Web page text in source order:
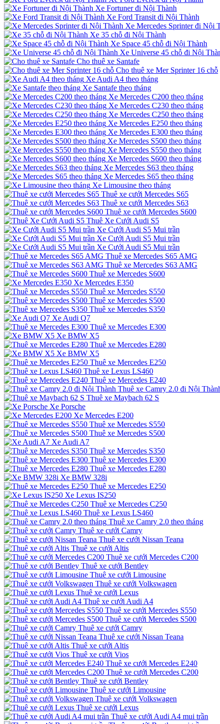
Xe Fortuner đi Nội Thành
Xe Ford Transit đi Nội Thành
Xe Mercedes Sprinter đi Nội
Xe 35 chỗ đi Nội Thành
Xe Space 45 chỗ đi Nội Thành
Xe Universe 45 chỗ đi Nội
Cho thuê xe Santafe
Cho thuê xe Mer Sprinter 16 chỗ
Xe Audi A4 theo tháng
Xe Santafe theo tháng
Xe Mercedes C200 theo tháng
Xe Mercedes C230 theo tháng
Xe Mercedes C250 theo tháng
Xe Mercedes E250 theo tháng
Xe Mercedes E300 theo tháng
Xe Mercedes S500 theo tháng
Xe Mercedes S550 theo tháng
Xe Mercedes S600 theo tháng
Xe Mercedes S63 theo tháng
Xe Mercedes S65 theo tháng
Xe Limousine theo tháng
Thuê xe cưới Mercedes S65
Thuê xe cưới Mercedes S63
Thuê xe cưới Mercedes S600
Thuê Xe Cưới Audi S5
Xe Cưới Audi S5 Mui trần
Xe Cưới Audi S5 Mui trần
Xe Cưới Audi S5 Mui trần
Thuê xe Mercedes S65 AMG
Thuê xe Mercedes S63 AMG
Thuê xe Mercedes S600
Xe Mercedes E350
Thuê xe Mercedes S550
Thuê xe Mercedes S500
Thuê xe Mercedes S350
Xe Audi Q7
Thuê xe Mercedes E300
Xe BMW X5
Thuê xe Mercedes E280
Xe BMW X5
Thuê xe Mercedes E250
Thuê xe Lexus LS460
Thuê xe Mercedes E240
Thuê xe Camry 2.0 đi Nội
Thuê xe Maybach 62 S
Xe Porsche
Xe Mercedes E200
Thuê xe Mercedes S550
Thuê xe Mercedes S500
Xe Audi A7
Thuê xe Mercedes S350
Thuê xe Mercedes E300
Thuê xe Mercedes E280
Xe BMW 328i
Thuê xe Mercedes E250
Xe Lexus IS250
Thuê xe Mercedes C250
Thuê xe Lexus LS460
Thuê xe Camry 2.0 theo tháng
Thuê xe cưới Camry
Thuê xe cưới Nissan Teana
Thuê xe cưới Altis
Thuê xe cưới Mercedes C200
Thuê xe cưới Bentley
Thuê xe cưới Limousine
Thuê xe cưới Volkswagen
Thuê xe cưới Lexus
Thuê xe cưới Audi A4
Thuê xe cưới Mercedes S550
Thuê xe cưới Mercedes S500
Thuê xe cưới Camry
Thuê xe cưới Nissan Teana
Thuê xe cưới Altis
Thuê xe cưới Vios
Thuê xe cưới Mercedes E240
Thuê xe cưới Mercedes C200
Thuê xe cưới Bentley
Thuê xe cưới Limousine
Thuê xe cưới Volkswagen
Thuê xe cưới Lexus
Thuê xe cưới Audi A4 mui trần